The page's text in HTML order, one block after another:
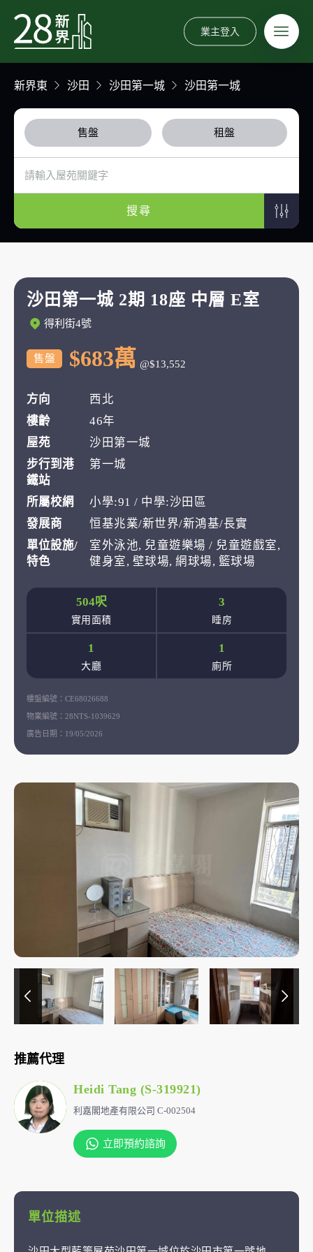
業主登入
新界東 沙田 沙田第一城 沙田第一城
售盤 租盤
搜尋
沙田第一城 2期 18座 中層 E室
得利街4號
售盤 $683萬 @$13,552
方向
西北
樓齡
46年
屋苑
沙田第一城
步行到港
鐵站
第一城
所屬校網
小學:91 / 中學:沙田區
發展商
恒基兆業/新世界/新鴻基/長實
單位設施/
特色
室外泳池, 兒童遊樂場 / 兒童遊戲室,
健身室, 壁球場, 網球場, 籃球場
504呎
實用面積
3
睡房
1
大廳
1
廁所
樓盤編號： CE68026688
物業編號： 28NTS-1039629
廣告日期： 19/05/2026
推薦代理
Heidi Tang (S-319921)
利嘉閣地產有限公司 C-002504
立即預約諮詢
單位描述